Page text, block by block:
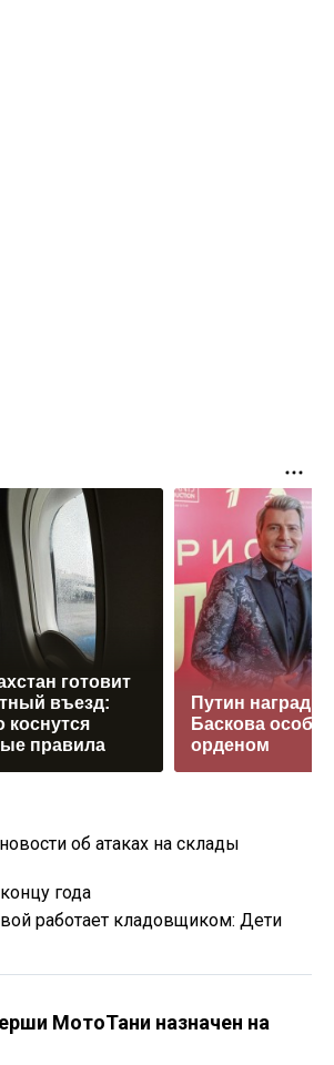
готовит
въезд:
коснутся
правила
Путин наградил
Баскова особым
орденом
об атаках на склады
года
работает кладовщиком: Дети
МотоТани назначен на